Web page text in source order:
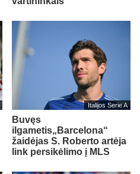
Italijos Serie A
Buvęs
ilgametis„Barcelona“
žaidėjas S. Roberto artėja
link persikėlimo į MLS